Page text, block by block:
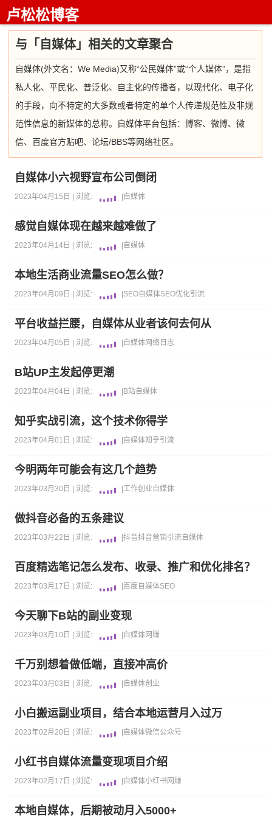
卢松松博客
与「自媒体」相关的文章聚合
自媒体(外文名：We Media)又称“公民媒体”或“个人媒体”，是指
私人化、平民化、普泛化、自主化的传播者，以现代化、电子化
的手段，向不特定的大多数或者特定的单个人传递规范性及非规
范性信息的新媒体的总称。自媒体平台包括：博客、微博、微
信、百度官方贴吧、论坛/BBS等网络社区。
自媒体小六视野宣布公司倒闭
2023年04月15日 | 浏览: 自媒体
感觉自媒体现在越来越难做了
2023年04月14日 | 浏览: 自媒体
本地生活商业流量SEO怎么做？
2023年04月09日 | 浏览: SEO 自媒体SEO优化引流
平台收益拦腰，自媒体从业者该何去何从
2023年04月05日 | 浏览: 自媒体网络日志
B站UP主发起停更潮
2023年04月04日 | 浏览: B站 自媒体
知乎实战引流，这个技术你得学
2023年04月01日 | 浏览: 自媒体知乎引流
今明两年可能会有这几个趋势
2023年03月30日 | 浏览: |工作创业 自媒体
做抖音必备的五条建议
2023年03月22日 | 浏览: |抖音抖音营销引流 自媒体
百度精选笔记怎么发布、收录、推广和优化排名？
2023年03月17日 | 浏览: 百度 自媒体SEO
今天聊下B站的副业变现
2023年03月10日 | 浏览: 自媒体网赚
千万别想着做低端，直接冲高价
2023年03月03日 | 浏览: 自媒体创业
小白搬运副业项目，结合本地运营月入过万
2023年02月20日 | 浏览: 自媒体微信公众号
小红书自媒体流量变现项目介绍
2023年02月17日 | 浏览: 自媒体小红书网赚
本地自媒体，后期被动月入5000+